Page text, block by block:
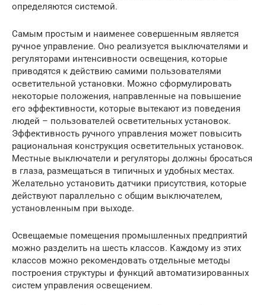
определяются системой.
Самым простым и наименее совершенным является
ручное управление. Оно реализуется выключателями и
регуляторами интенсивности освещения, которые
приводятся к действию самими пользователями
осветительной установки. Можно сформулировать
некоторые положения, направленные на повышение
его эффективности, которые вытекают из поведения
людей – пользователей осветительных установок.
Эффективность ручного управления может повысить
рациональная конструкция осветительных установок.
Местные выключатели и регуляторы должны бросаться
в глаза, размещаться в типичных и удобных местах.
Желательно установить датчики присутствия, которые
действуют параллельно с общим выключателем,
установленным при выходе.
Освещаемые помещения промышленных предприятий
можно разделить на шесть классов. Каждому из этих
классов можно рекомендовать отдельные методы
построения структуры и функций автоматизированных
систем управления освещением.